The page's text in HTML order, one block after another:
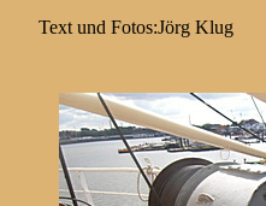
Text und Fotos:Jörg Klug